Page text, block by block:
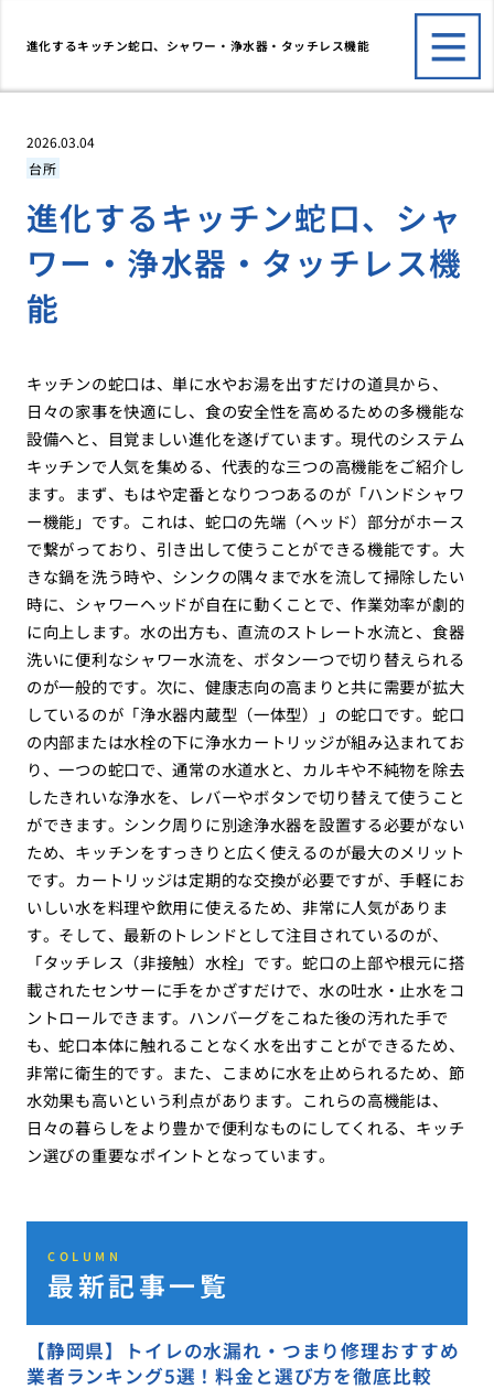
進化するキッチン蛇口、シャワー・浄水器・タッチレス機能
2026.03.04
台所
進化するキッチン蛇口、シャ
ワー・浄水器・タッチレス機
能
キッチンの蛇口は、単に水やお湯を出すだけの道具から、
日々の家事を快適にし、食の安全性を高めるための多機能な
設備へと、目覚ましい進化を遂げています。現代のシステム
キッチンで人気を集める、代表的な三つの高機能をご紹介し
ます。まず、もはや定番となりつつあるのが「ハンドシャワ
ー機能」です。これは、蛇口の先端（ヘッド）部分がホース
で繋がっており、引き出して使うことができる機能です。大
きな鍋を洗う時や、シンクの隅々まで水を流して掃除したい
時に、シャワーヘッドが自在に動くことで、作業効率が劇的
に向上します。水の出方も、直流のストレート水流と、食器
洗いに便利なシャワー水流を、ボタン一つで切り替えられる
のが一般的です。次に、健康志向の高まりと共に需要が拡大
しているのが「浄水器内蔵型（一体型）」の蛇口です。蛇口
の内部または水栓の下に浄水カートリッジが組み込まれてお
り、一つの蛇口で、通常の水道水と、カルキや不純物を除去
したきれいな浄水を、レバーやボタンで切り替えて使うこと
ができます。シンク周りに別途浄水器を設置する必要がない
ため、キッチンをすっきりと広く使えるのが最大のメリット
です。カートリッジは定期的な交換が必要ですが、手軽にお
いしい水を料理や飲用に使えるため、非常に人気がありま
す。そして、最新のトレンドとして注目されているのが、
「タッチレス（非接触）水栓」です。蛇口の上部や根元に搭
載されたセンサーに手をかざすだけで、水の吐水・止水をコ
ントロールできます。ハンバーグをこねた後の汚れた手で
も、蛇口本体に触れることなく水を出すことができるため、
非常に衛生的です。また、こまめに水を止められるため、節
水効果も高いという利点があります。これらの高機能は、
日々の暮らしをより豊かで便利なものにしてくれる、キッチ
ン選びの重要なポイントとなっています。
COLUMN
最新記事一覧
【静岡県】トイレの水漏れ・つまり修理おすすめ
業者ランキング5選！料金と選び方を徹底比較